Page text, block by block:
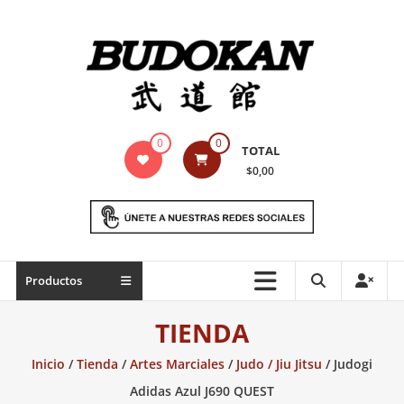
Indumentaria
marciales
Todo
necesario
0 0 TOTAL
$0,00
Productos
TIENDA
Inicio /Tienda /Artes Marciales/ Judo / Jiu Jitsu / Judogi
Adidas Azul J690 QUEST